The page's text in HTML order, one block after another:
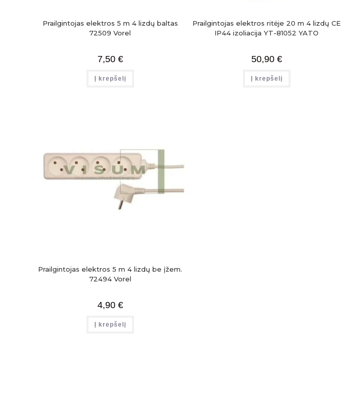
Prailgintojas elektros 5 m 4 lizdų baltas
72509 Vorel
7,50 €
Į krepšelį
Prailgintojas elektros ritėje 20 m 4 lizdų CE
IP44 izoliacija YT-81052 YATO
50,90 €
Į krepšelį
Prailgintojas elektros 5 m 4 lizdų be įžem.
72494 Vorel
4,90 €
Į krepšelį